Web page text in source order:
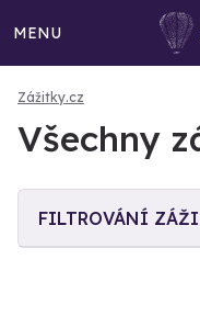
MENU
Zážitky.cz
Všechny
FILTROVÁNÍ